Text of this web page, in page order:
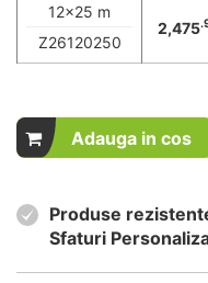
12x25 m
Z26120250
2,475
Adauga in cos
Produse
Sfaturi